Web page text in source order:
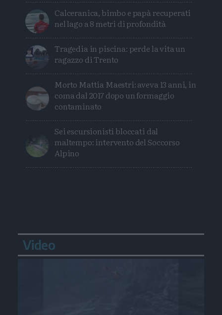
Calceranica, bimbo e papà recuperati
nel lago a 8 metri di profondità
Tragedia in piscina: perde la vita un
ragazzo di Trento
Morto Mattia Maestri: aveva 13 anni, in
coma dal 2017 dopo un formaggio
contaminato
Sei escursionisti bloccati dal
maltempo: intervento del Soccorso
Alpino
Video